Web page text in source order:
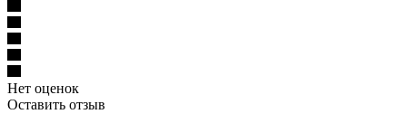
Нет оценок
Оставить отзыв